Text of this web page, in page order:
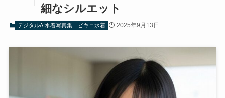
細なシルエット
デジタルAI水着写真集 ビキニ水着 2025年9月13日